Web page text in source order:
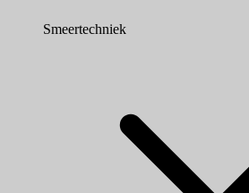
Smeertechniek